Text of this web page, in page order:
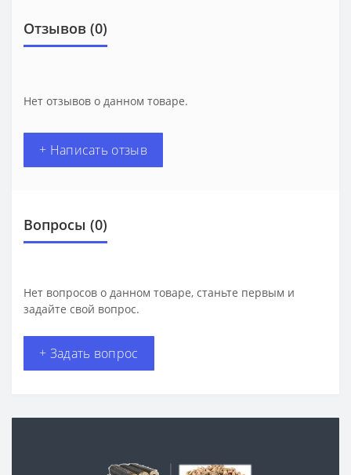
Отзывов (0)
Нет отзывов о данном товаре.
+ Написать отзыв
Вопросы (0)
Нет вопросов о данном товаре, станьте первым и
задайте свой вопрос.
+ Задать вопрос